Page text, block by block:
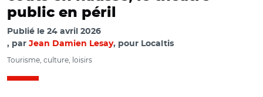
public en péril
Publié le 24 avril 2026
par Jean Damien Lesay, pour Localtis
Tourisme, culture, loisirs